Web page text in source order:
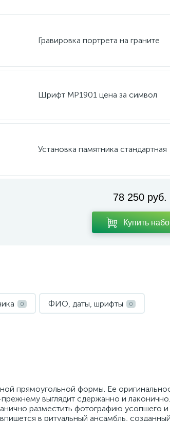
Гравировка портрета на граните
Шрифт MP1901 цена за символ
Установка памятника стандартная
78 250 руб.
Купить
0 ФИО, даты, шрифты 0
прямоугольной формы. Ее
выглядит сдержанно и
разместить фотографию
в ритуальный ансамбль,